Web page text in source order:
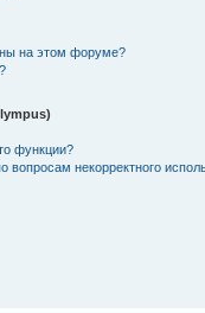
на этом форуме?
функции?
вопросам некорректного